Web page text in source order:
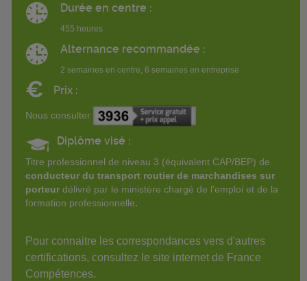
Durée en centre :
455 heures
Alternance recommandée :
2 semaines en centre, 6 semaines en entreprise
€ Prix :
Nous consulter
Diplôme visé :
Titre professionnel de niveau 3 (équivalent CAP/BEP) de
conducteur du transport routier de marchandises sur
porteur délivré par le ministère chargé de l'emploi et de la
formation professionnelle.
Pour connaitre les correspondances vers d'autres
certifications, consultez le site internet de France
Compétences.